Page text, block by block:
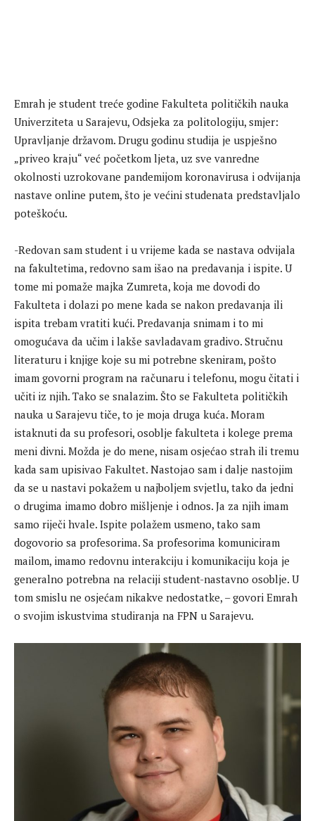
Emrah je student treće godine Fakulteta političkih nauka
Univerziteta u Sarajevu, Odsjeka za politologiju, smjer:
Upravljanje državom. Drugu godinu studija je uspješno
„priveo kraju“ već početkom ljeta, uz sve vanredne
okolnosti uzrokovane pandemijom koronavirusa i odvijanja
nastave online putem, što je većini studenata predstavljalo
poteškoću.
-Redovan sam student i u vrijeme kada se nastava odvijala
na fakultetima, redovno sam išao na predavanja i ispite. U
tome mi pomaže majka Zumreta, koja me dovodi do
Fakulteta i dolazi po mene kada se nakon predavanja ili
ispita trebam vratiti kući. Predavanja snimam i to mi
omogućava da učim i lakše savladavam gradivo. Stručnu
literaturu i knjige koje su mi potrebne skeniram, pošto
imam govorni program na računaru i telefonu, mogu čitati i
učiti iz njih. Tako se snalazim. Što se Fakulteta političkih
nauka u Sarajevu tiče, to je moja druga kuća. Moram
istaknuti da su profesori, osoblje fakulteta i kolege prema
meni divni. Možda je do mene, nisam osjećao strah ili tremu
kada sam upisivao Fakultet. Nastojao sam i dalje nastojim
da se u nastavi pokažem u najboljem svjetlu, tako da jedni
o drugima imamo dobro mišljenje i odnos. Ja za njih imam
samo riječi hvale. Ispite polažem usmeno, tako sam
dogovorio sa profesorima. Sa profesorima komuniciram
mailom, imamo redovnu interakciju i komunikaciju koja je
generalno potrebna na relaciji student-nastavno osoblje. U
tom smislu ne osjećam nikakve nedostatke, – govori Emrah
o svojim iskustvima studiranja na FPN u Sarajevu.